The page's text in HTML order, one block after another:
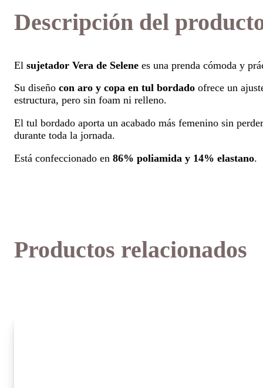
Descripción del
El sujetador Vera de Selene es una prenda cómoda y
Su diseño con aro y copa en tul bordado ofrece un
estructura, pero sin foam ni relleno.
El tul bordado aporta un acabado más femenino sin
durante toda la jornada.
Está confeccionado en 86% poliamida y 14% elastano.
Productos relacionados